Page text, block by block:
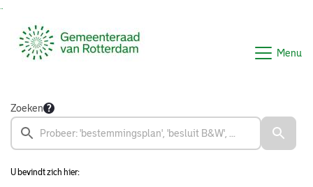
Menu
Zoeken
U bevindt zich hier: